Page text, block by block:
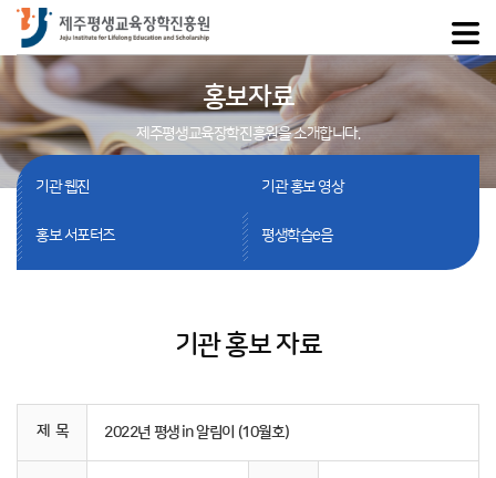
홍보자료
제주평생교육장학진흥원을 소개합니다.
기관 웹진 기관 홍보 영상
홍보 서포터즈 평생학습e음
기관 홍보 자료
제 목 2022년 평생 in 알림이 (10월호)